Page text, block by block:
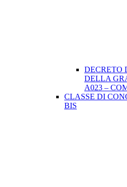
DECRETO
DELLA
A023 –
CLASSE DI
BIS